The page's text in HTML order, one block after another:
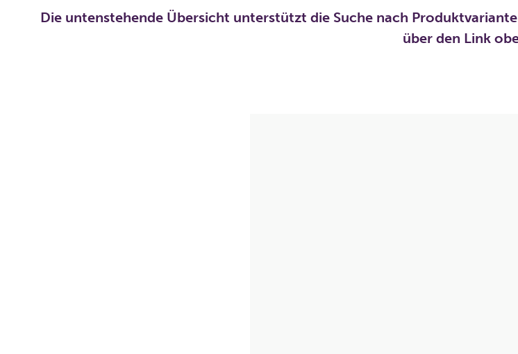
Die untenstehende Übersicht unterstützt die Suche nach
über den Link